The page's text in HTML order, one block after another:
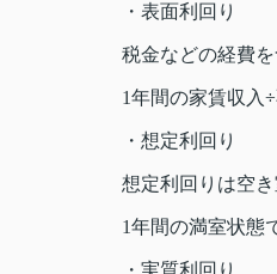
・表面利回り
税金などの経費
1年間の家賃収入
・想定利回り
想定利回りは空
1年間の満室状態
・実質利回り